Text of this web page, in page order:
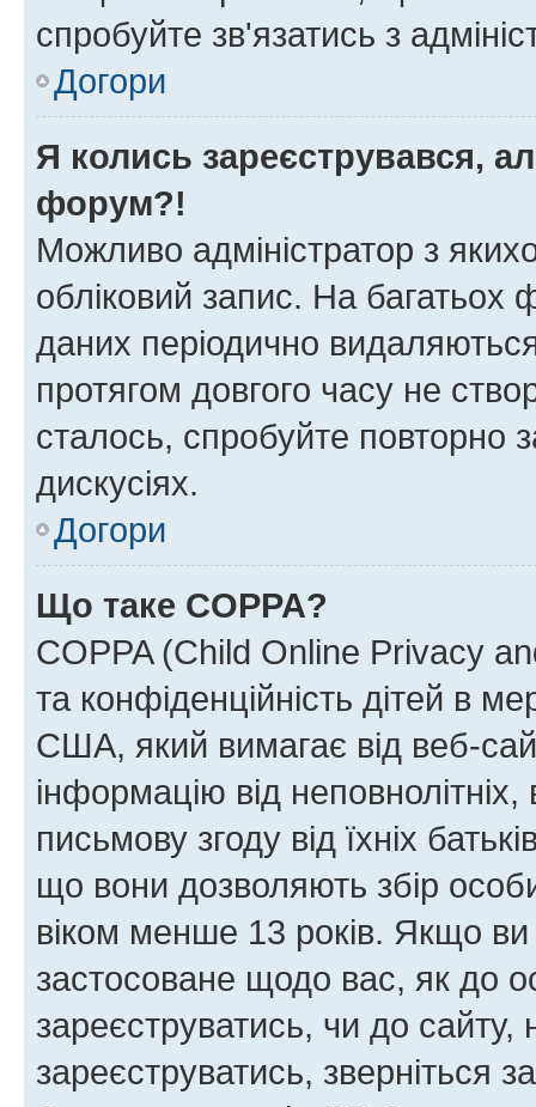
спробуйте зв'язатись з
Догори
Я колись зареєструвався,
форум?!
Можливо адміністратор з
обліковий запис. На
даних періодично видаляються
протягом довгого часу не
сталось, спробуйте повторно
дискусіях.
Догори
Що таке COPPA?
COPPA (Child Online Privacy
та конфіденційність дітей в
США, який вимагає від веб-
інформацію від
письмову згоду від їхніх
що вони дозволяють збір
віком менше 13 років. Якщо
застосоване щодо вас, як до
зареєструватись, чи до
зареєструватись, зверніться